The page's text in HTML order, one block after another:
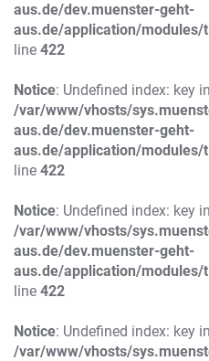
aus.de/dev.muenster-geht-
aus.de/application/
line 422
Notice: Undefined index: key in
/var/www/vhosts/
aus.de/dev.muenster-geht-
aus.de/application/
line 422
Notice: Undefined index: key in
/var/www/vhosts/
aus.de/dev.muenster-geht-
aus.de/application/
line 422
Notice: Undefined index: key in
/var/www/vhosts/